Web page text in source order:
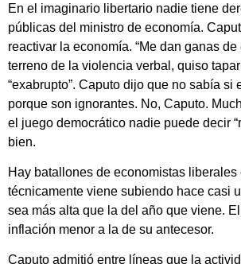
En el imaginario libertario nadie tiene
públicas del ministro de economía.
reactivar la economía. “Me dan ganas
terreno de la violencia verbal, quiso
“exabrupto”. Caputo dijo que no sabía
porque son ignorantes. No, Caputo.
el juego democrático nadie puede decir
bien.
Hay batallones de economistas
técnicamente viene subiendo hace casi
sea más alta que la del año que viene.
inflación menor a la de su antecesor.
Caputo admitió entre líneas que la